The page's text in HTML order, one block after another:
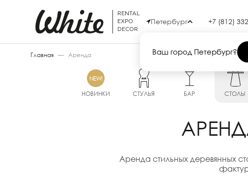
RENTAL
EXPO
DECOR
Петербург
Ваш город Петербург?
+7 (812)
Главная — Аренда
НОВИНКИ СТУЛЬЯ БАР СТОЛЫ
Аренда стильных деревянных